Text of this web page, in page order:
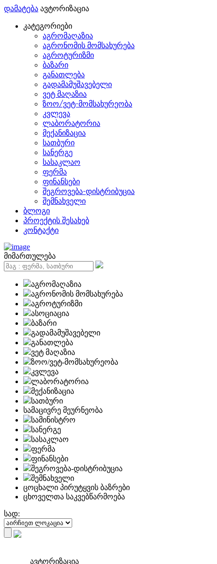
დამატება ავტორიზაცია
კატეგორიები
აგრომაღაზია
აგრონომის მომსახურება
აგროტურიზმი
ბაზარი
განათლება
გადამამუშავებელი
ვეტ მაღაზია
ზოო/ვეტ-მომსახურეობა
კვლევა
ლაბორატორია
მექანიზაცია
სათბური
სანერგე
სასაკლაო
ფერმა
ფინანსები
შეგროვება-დისტრიბუცია
შემნახველი
ბლოგი
პროექტის შესახებ
კონტაქტი
მიმართულება
აგრომაღაზია
აგრონომის მომსახურება
აგროტურიზმი
ასოციაცია
ბაზარი
გადამამუშავებელი
განათლება
ვეტ მაღაზია
ზოო/ვეტ-მომსახურეობა
კვლევა
ლაბორატორია
მექანიზაცია
სათბური
სამაცივრე მეურნეობა
სამინისტრო
სანერგე
სასაკლაო
ფერმა
ფინანსები
შეგროვება-დისტრიბუცია
შემნახველი
ცოცხალი პირუტყვის ბაზრები
ცხოველთა საკვებწარმოება
სად:
ავტორიზაცია